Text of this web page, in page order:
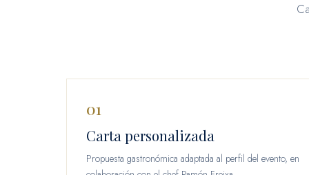
01
Carta personalizada
Propuesta gastronómica adaptada al perfil del evento, en